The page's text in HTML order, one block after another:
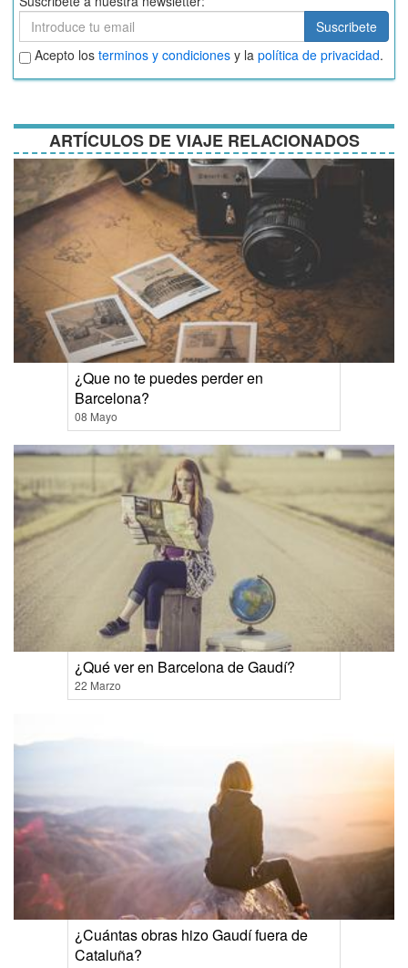
Suscribete
Suscribete
Aceptar
términos
y
Acepto los terminos y condiciones y la política de privacidad.
ARTÍCULOS DE VIAJE RELACIONADOS
¿Que no te puedes perder en
Barcelona?
08 Mayo
¿Qué ver en Barcelona de Gaudí?
22 Marzo
¿Cuántas obras hizo Gaudí fuera de
Cataluña?